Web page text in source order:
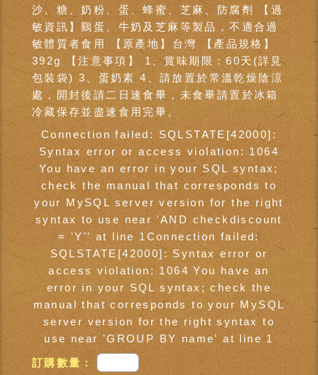
沙、糖、奶粉、蛋、蜂蜜、芝麻、防腐劑 【過
敏資訊】鷄蛋、牛奶及芝麻等製品，不適合過
敏體質者食用 【原產地】台灣 【產品規格】
392g 【注意事項】 1、賞味期限：60天(詳見
包裝袋) 3、蛋奶素 4、請放置於常溫乾燥陰涼
處，開封後請二日速食畢，未食畢請置於冰箱
冷藏保存並盡速食用完畢。
Connection failed: SQLSTATE[42000]:
Syntax error or access violation: 1064
You have an error in your SQL syntax;
check the manual that corresponds to
your MySQL server version for the right
syntax to use near 'AND checkdiscount
= 'Y'' at line 1Connection failed:
SQLSTATE[42000]: Syntax error or
access violation: 1064 You have an
error in your SQL syntax; check the
manual that corresponds to your MySQL
server version for the right syntax to
use near 'GROUP BY name' at line 1
訂購數量：